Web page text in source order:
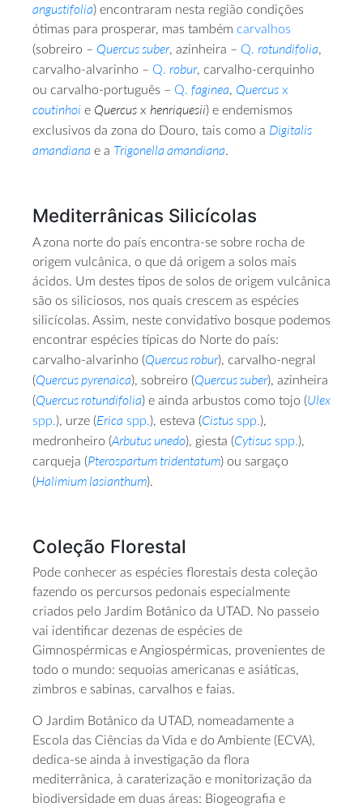
angustifolia) encontraram nesta região condições
ótimas para prosperar, mas também carvalhos
(sobreiro – Quercus suber, azinheira – Q. rotundifolia,
carvalho-alvarinho – Q. robur, carvalho-cerquinho
ou carvalho-português – Q. faginea, Quercus x
coutinhoi e Quercus x henriquesii) e endemismos
exclusivos da zona do Douro, tais como a Digitalis
amandiana e a Trigonella amandiana.
Mediterrânicas Silicícolas
A zona norte do país encontra-se sobre rocha de
origem vulcânica, o que dá origem a solos mais
ácidos. Um destes tipos de solos de origem vulcânica
são os siliciosos, nos quais crescem as espécies
silicícolas. Assim, neste convidativo bosque podemos
encontrar espécies típicas do Norte do país:
carvalho-alvarinho (Quercus robur), carvalho-negral
(Quercus pyrenaica), sobreiro (Quercus suber), azinheira
(Quercus rotundifolia) e ainda arbustos como tojo (Ulex
spp.), urze (Erica spp.), esteva (Cistus spp.),
medronheiro (Arbutus unedo), giesta (Cytisus spp.),
carqueja (Pterospartum tridentatum) ou sargaço
(Halimium lasianthum).
Coleção Florestal
Pode conhecer as espécies florestais desta coleção
fazendo os percursos pedonais especialmente
criados pelo Jardim Botânico da UTAD. No passeio
vai identificar dezenas de espécies de
Gimnospérmicas e Angiospérmicas, provenientes de
todo o mundo: sequoias americanas e asiáticas,
zimbros e sabinas, carvalhos e faias.
O Jardim Botânico da UTAD, nomeadamente a
Escola das Ciências da Vida e do Ambiente (ECVA),
dedica-se ainda à investigação da flora
mediterrânica, à caraterização e monitorização da
biodiversidade em duas áreas: Biogeografia e